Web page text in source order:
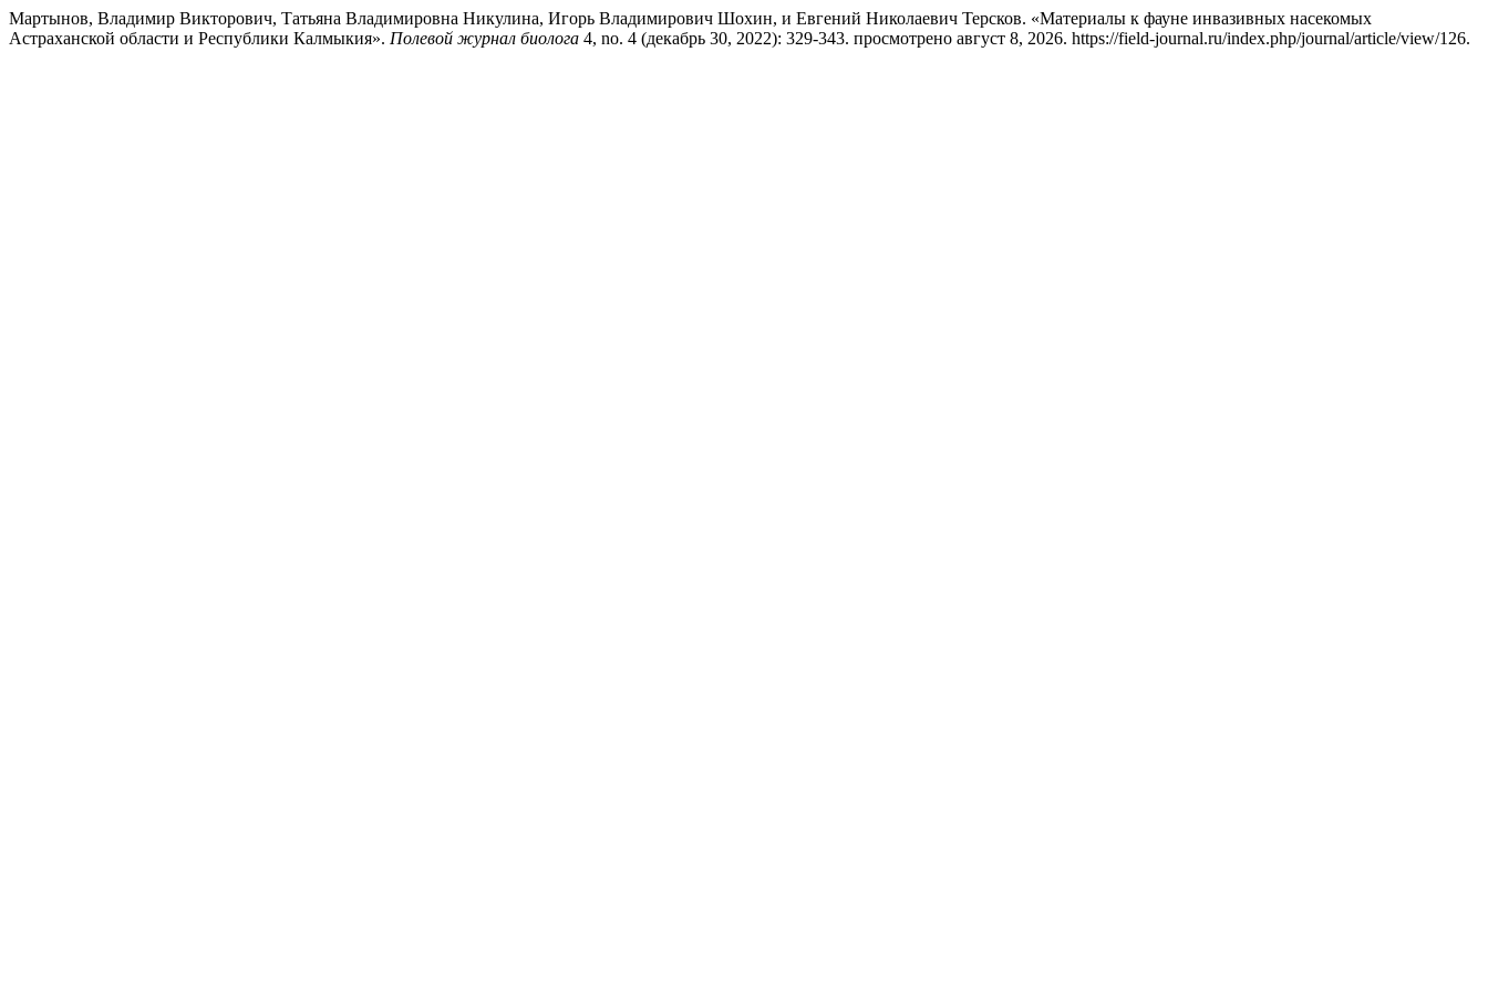
Мартынов, Владимир Викторович, Татьяна Владимировна Никулина, Игорь Владимирович Шохин, и Евгений Николаевич Терсков. «Материалы к фауне инвазивных насекомых
Астраханской области и Республики Калмыкия». Полевой журнал биолога 4, no. 4 (декабрь 30, 2022): 329-343. просмотрено август 8, 2026. https://field-journal.ru/index.php/journal/article/view/126.